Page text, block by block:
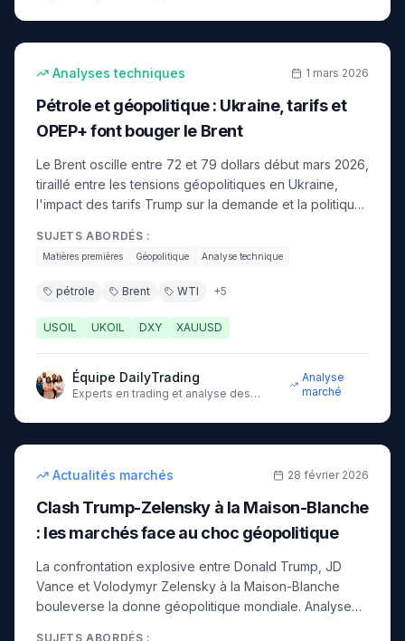
12min
Analyses techniques 1 mars 2026
Pétrole et géopolitique : Ukraine, tarifs et
OPEP+ font bouger le Brent
Le Brent oscille entre 72 et 79 dollars début mars 2026,
tiraillé entre les tensions géopolitiques en Ukraine,
l'impact des tarifs Trump sur la demande et la politique
SUJETS ABORDÉS :
Matières premières Géopolitique Analyse technique
pétrole Brent WTI +5
USOIL UKOIL DXY XAUUSD
Équipe DailyTrading
Experts en trading et analyse des
Analyse
marché
13min
Actualités marchés 28 février 2026
Clash Trump-Zelensky à la Maison-Blanche
: les marchés face au choc géopolitique
La confrontation explosive entre Donald Trump, JD
Vance et Volodymyr Zelensky à la Maison-Blanche
bouleverse la donne géopolitique mondiale. Analyse
SUJETS ABORDÉS :